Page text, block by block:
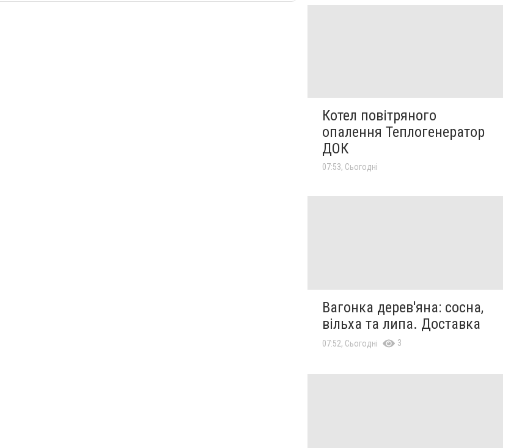
Котел повітряного
опалення Теплогенератор
ДОК
07:53, Сьогодні
Вагонка дерев'яна: сосна,
вільха та липа. Доставка
07:52, Сьогодні 3